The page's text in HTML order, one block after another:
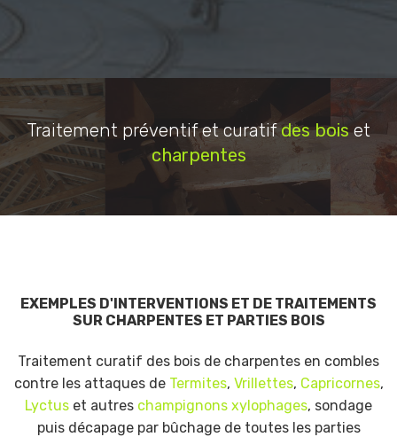
Traitement préventif et curatifdes boiset
charpentes
EXEMPLES D'INTERVENTIONS ET DE TRAITEMENTS
SUR CHARPENTES ET PARTIES BOIS
Traitement curatif des bois de charpentes en combles
contre les attaques de Termites, Vrillettes, Capricornes,
Lyctus et autres champignons xylophages, sondage
puis décapage par bûchage de toutes les parties